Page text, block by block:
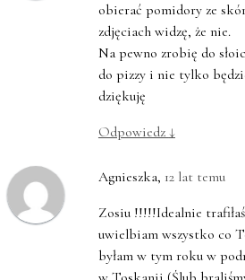
obierać pomidory ze
zdjęciach widzę, że nie.
Na pewno zrobię do
do pizzy i nie tylko
dziękuję
Odpowiedz ↓
Agnieszka, 12 lat temu
Zosiu !!!!!Idealnie
uwielbiam wszystko co
byłam w tym roku w